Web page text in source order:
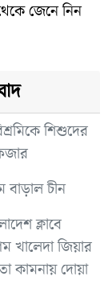
জেনে নিন
শিশুদের
চীন
ক্লাবে
খালেদা জিয়ার
কামনায় দোয়া